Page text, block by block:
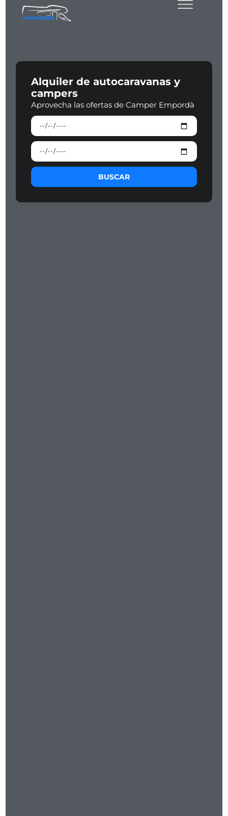
Alquiler de autocaravanas y
campers
Aprovecha las ofertas de Camper Empordà
BUSCAR